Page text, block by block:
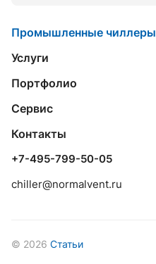
Промышленные чиллеры
Услуги
Портфолио
Сервис
Контакты
+7-495-799-50-05
chiller@normalvent.ru
© 2026 Статьи